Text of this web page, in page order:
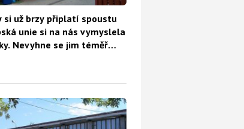
si už brzy připlatí spoustu
unie si na nás vymyslela
Nevyhne se jim téměř